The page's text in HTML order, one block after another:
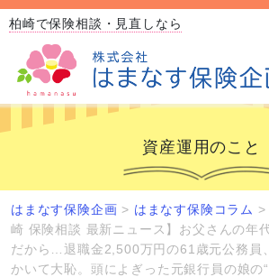
柏崎で保険相談・見直しなら
資産運用のこと
はまなす保険企画 > はまなす保険コラム
崎 保険相談 最新ニュース】お父さんの年
だから…退職金2,500万円の61歳元公務員
かいて大恥。頭によぎった元銀行員の娘の